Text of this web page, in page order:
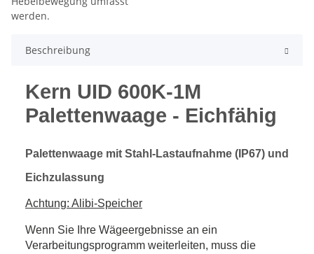
Beschreibung
Kern UID 600K-1M
Palettenwaage - Eichfähig
Palettenwaage mit Stahl-Lastaufnahme (IP67) und
Eichzulassung
Achtung: Alibi-Speicher
Wenn Sie Ihre Wägeergebnisse an ein
Verarbeitungsprogramm weiterleiten, muss die